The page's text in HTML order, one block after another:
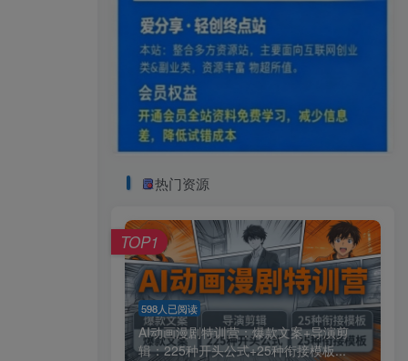
热门资源
598人已阅读
AI动画漫剧特训营：爆款文案+导演剪
辑：225种开头公式+25种衔接模板...
TOP1